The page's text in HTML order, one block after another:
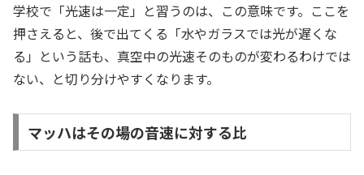
学校で「光速は一定」と習うのは、この意味です。ここを
押さえると、後で出てくる「水やガラスでは光が遅くな
る」という話も、真空中の光速そのものが変わるわけでは
ない、と切り分けやすくなります。
マッハはその場の音速に対する比